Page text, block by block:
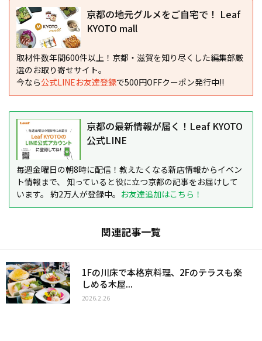
京都の地元グルメをご自宅で！ Leaf
KYOTO mall
取材件数年間600件以上！京都・滋賀を知り尽くした編集部厳
選のお取り寄せサイト。
今なら公式LINEお友達登録で500円OFFクーポン発行中!!
京都の最新情報が届く！Leaf KYOTO
公式LINE
毎週金曜日の朝8時に配信！教えたくなる新店情報からイベン
ト情報まで、 知っていると役に立つ京都の記事をお届けして
います。 約2万人が登録中。 お友達追加はこちら！
関連記事一覧
1Fの川床で本格京料理、2Fのテラスも楽
しめる木屋...
2026.2.26